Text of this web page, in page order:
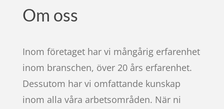
Om oss
Inom företaget har vi mångårig erfarenhet
inom branschen, över 20 års erfarenhet.
Dessutom har vi omfattande kunskap
inom alla våra arbetsområden. När ni